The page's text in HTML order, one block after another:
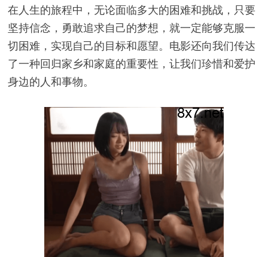
在人生的旅程中，无论面临多大的困难和挑战，只要
坚持信念，勇敢追求自己的梦想，就一定能够克服一
切困难，实现自己的目标和愿望。电影还向我们传达
了一种回归家乡和家庭的重要性，让我们珍惜和爱护
身边的人和事物。